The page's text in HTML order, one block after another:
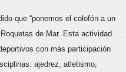
que “ponemos el colofón a un
de Mar. Esta actividad
con más participación
ajedrez, atletismo,